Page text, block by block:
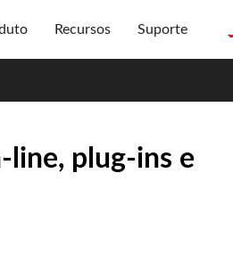
Recursos Suporte
line, plug-ins e